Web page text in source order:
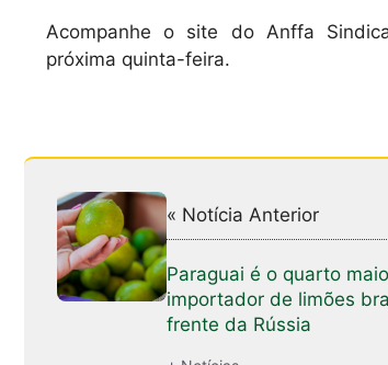
Acompanhe o site do Anffa
próxima quinta-feira.
« Notícia Anterior
Paraguai é o quarto
importador de limões
frente da Rússia